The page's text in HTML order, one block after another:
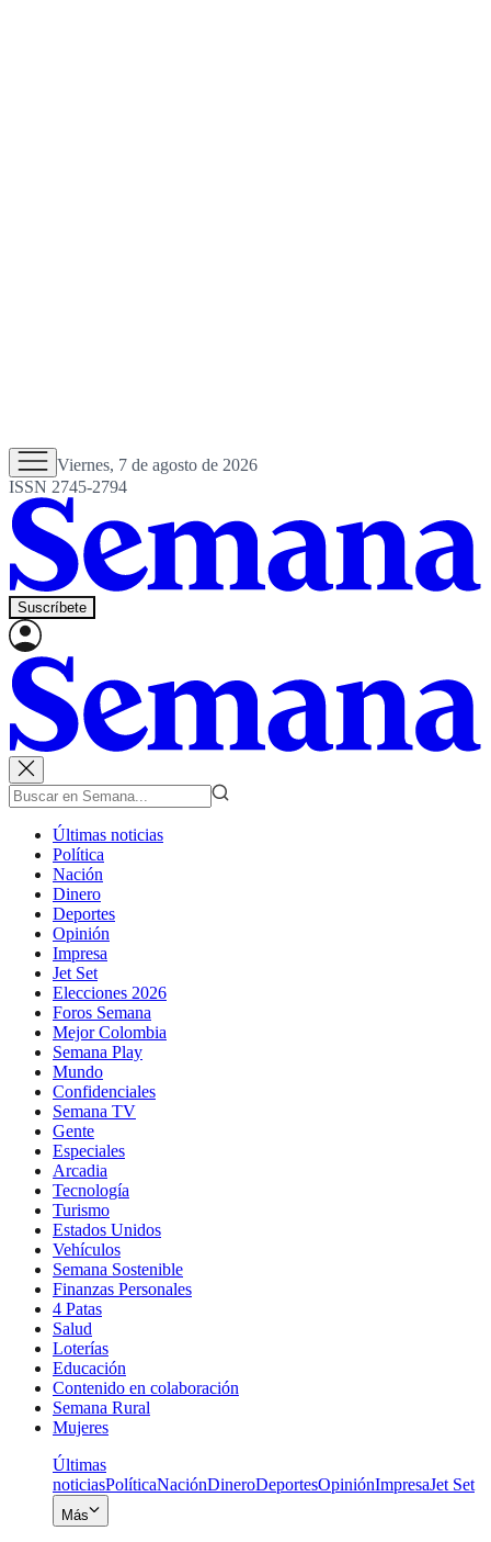
Viernes, 7 de agosto de 2026
ISSN 2745-2794
Suscríbete
Últimas noticias
Política
Nación
Dinero
Deportes
Opinión
Impresa
Jet Set
Elecciones 2026
Foros Semana
Mejor Colombia
Semana Play
Mundo
Confidenciales
Semana TV
Gente
Especiales
Arcadia
Tecnología
Turismo
Estados Unidos
Vehículos
Semana Sostenible
Finanzas Personales
4 Patas
Salud
Loterías
Educación
Contenido en colaboración
Semana Rural
Mujeres
Últimas
noticiasPolíticaNaciónDineroDeportesOpiniónImpresaJet Set
Más